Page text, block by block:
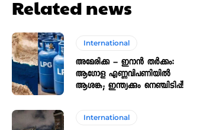
Related news
International
അമേരിക്ക – ഇറാൻ തർക്കം:
ആഗോള എണ്ണവിപണിയിൽ
ആശങ്ക; ഇന്ത്യക്കും നെഞ്ചിടിപ്പ്!
International